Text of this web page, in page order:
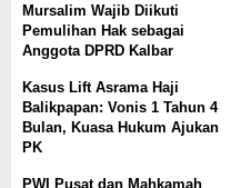
Mursalim Wajib Diikuti
Pemulihan Hak sebagai
Anggota DPRD Kalbar
Kasus Lift Asrama Haji
Balikpapan: Vonis 1 Tahun 4
Bulan, Kuasa Hukum Ajukan
PK
PWI Pusat dan Mahkamah